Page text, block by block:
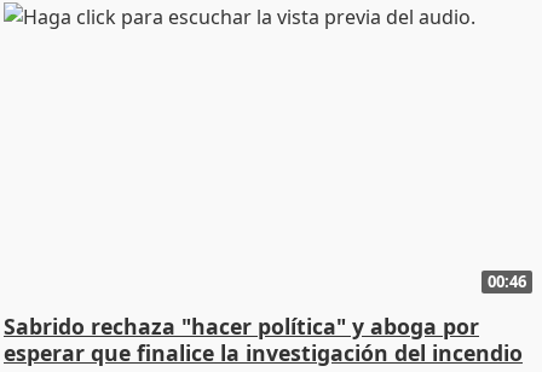
00:46
Sabrido rechaza "hacer política" y aboga por
esperar que finalice la investigación del incendio